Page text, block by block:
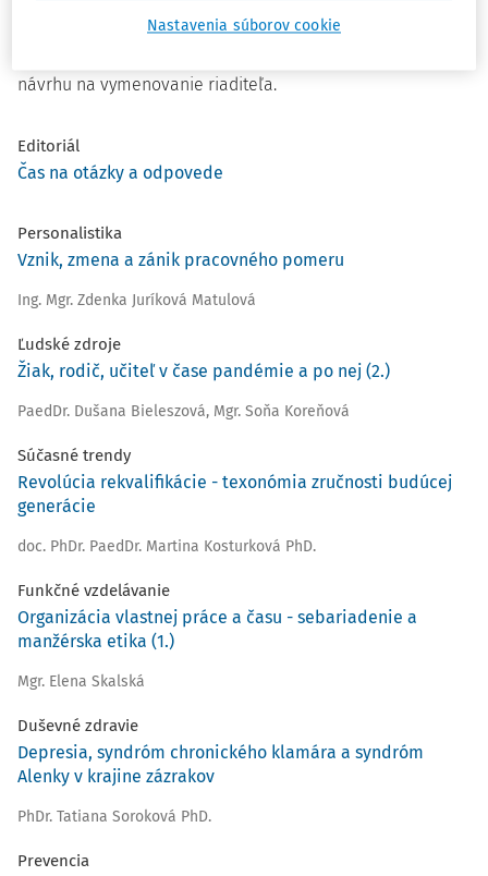
V príspevku sa venujeme vyhláseniu výberového konania,
rade školy ako výberovej komisii, priebehu výberového
návrhu na vymenovanie riaditeľa.
Editoriál
Čas na otázky a odpovede
Personalistika
Vznik, zmena a zánik pracovného pomeru
Ing. Mgr. Zdenka Juríková Matulová
Ľudské zdroje
Žiak, rodič, učiteľ v čase pandémie a po nej (2.)
PaedDr. Dušana Bieleszová, Mgr. Soňa Koreňová
Súčasné trendy
Revolúcia rekvalifikácie - texonómia zručnosti budúcej
generácie
doc. PhDr. PaedDr. Martina Kosturková PhD.
Funkčné vzdelávanie
Organizácia vlastnej práce a času - sebariadenie a
manžérska etika (1.)
Mgr. Elena Skalská
Duševné zdravie
Depresia, syndróm chronického klamára a syndróm
Alenky v krajine zázrakov
PhDr. Tatiana Soroková PhD.
Prevencia
Nastavenia súborov cookie